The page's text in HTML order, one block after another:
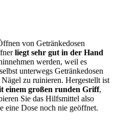
von Getränkedosen
liegt sehr gut in der Hand
werden, weil es
unterwegs Getränkedosen
zu ruinieren. Hergestellt ist
einem großen runden Griff,
Sie das Hilfsmittel also
eine Dose noch nie geöffnet.